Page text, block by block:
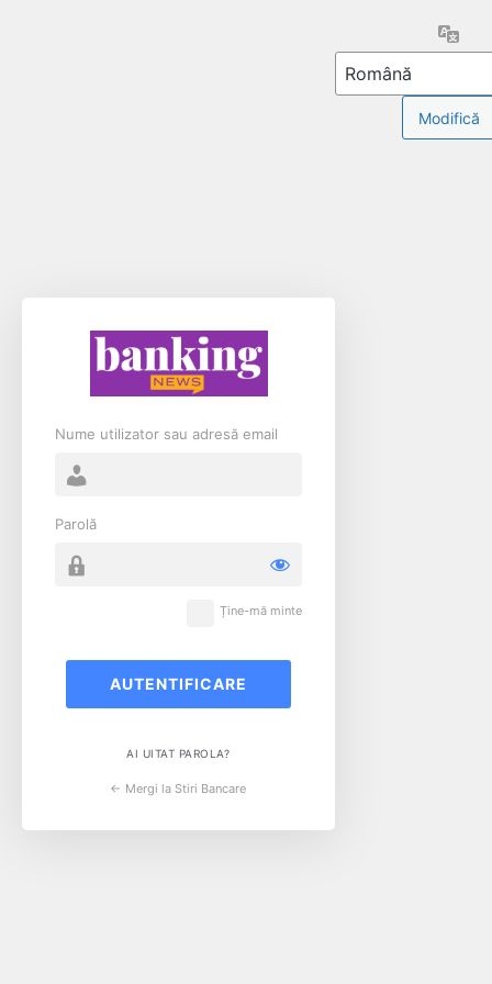
Nume utilizator sau adresă email
Parolă
Ține-mă minte
AI UITAT PAROLA?
← Mergi la Stiri Bancare